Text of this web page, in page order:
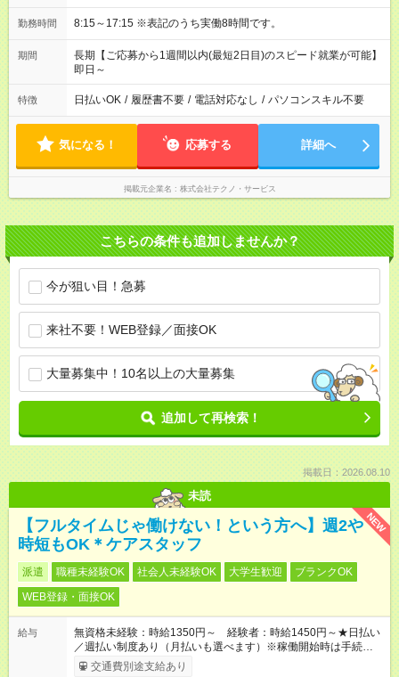
勤務時間 8:15～17:15 ※表記のうち実働8時間です。
期間
長期【ご応募から1週間以内(最短2日目)のスピード就業が可能】
即日～
特徴 日払いOK / 履歴書不要 / 電話対応なし / パソコンスキル不要
気になる！ 応募する 詳細へ
掲載元企業名 株式会社テクノ・サービス
こちらの条件も追加しませんか？
今が狙い目！急募
来社不要！WEB登録／面接OK
大量募集中！10名以上の大量募集
追加して再検索！
掲載日：2026.08.10
未読
NEW
【フルタイムじゃ働けない！という方へ】週2や
時短もOK＊ケアスタッフ
派遣 職種未経験OK 社会人未経験OK 大学生歓迎
ブランクOK
WEB登録・面接OK
給与
無資格未経験：時給1350円～ 経験者：時給1450円～★日払い
／週払い制度あり（月払いも選べます）※稼働開始時は手続き完
了次第のお支払いとなります。
交通費別途支給あり